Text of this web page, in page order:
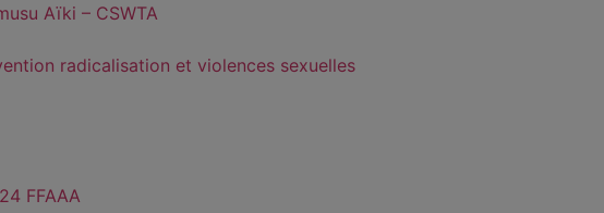
Aïki – CSWTA
radicalisation et violences sexuelles
FFAAA